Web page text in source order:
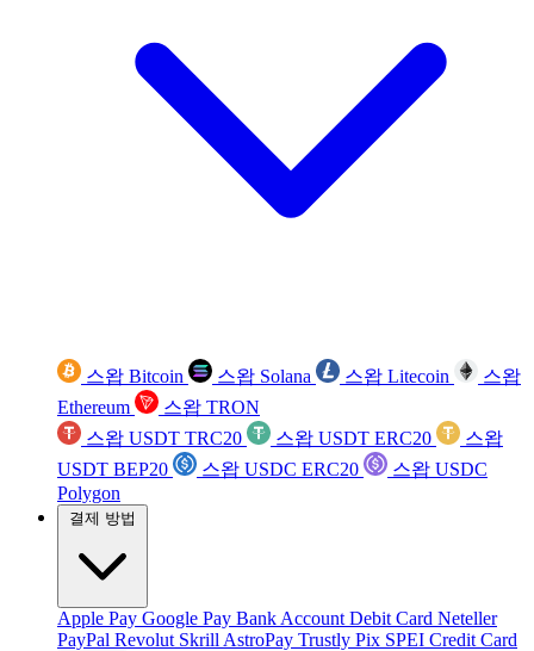
스왑 Bitcoin 스왑 Solana 스왑 Litecoin
스왑
Ethereum
스왑 TRON
스왑 USDT TRC20
스왑 USDT ERC20
스왑
USDT BEP20
스왑 USDC ERC20
스왑 USDC
Polygon
결제 방법
Apple Pay Google Pay Bank Account Debit Card Neteller
PayPal Revolut Skrill AstroPay Trustly Pix SPEI Credit Card